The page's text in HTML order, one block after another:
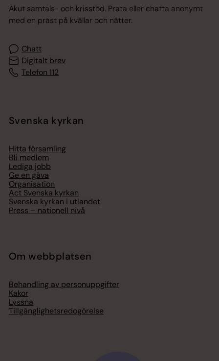
Akut samtals- och krisstöd. Prata eller chatta anonymt
med en präst på kvällar och nätter.
Chatt
Digitalt brev
Telefon 112
Svenska kyrkan
Hitta församling
Bli medlem
Lediga jobb
Ge en gåva
Organisation
Act Svenska kyrkan
Svenska kyrkan i utlandet
Press – nationell nivå
Om webbplatsen
Behandling av personuppgifter
Kakor
Lyssna
Tillgänglighetsredogörelse